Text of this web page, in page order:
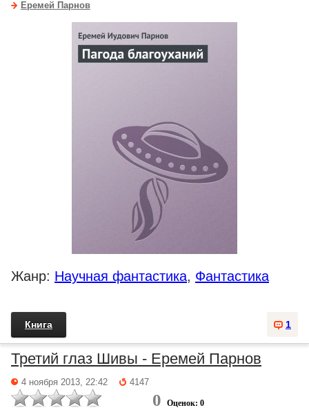
Еремей Парнов
Жанр: Научная фантастика, Фантастика
1
Книга
Третий глаз Шивы - Еремей Парнов
4 ноября 2013, 22:42 4147
0 Оценок: 0